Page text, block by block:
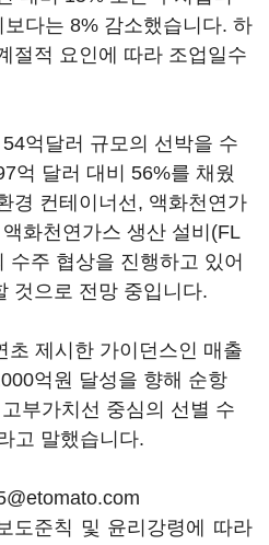
다는 8% 감소했습니다. 하
절적 요인에 따라 조업일수
억달러 규모의 선박을 수
억 달러 대비 56%를 채웠
경 컨테이너선, 액화천연가
화천연가스 생산 설비(FL
수주 협상을 진행하고 있어
것으로 전망 중입니다.
초 제시한 가이던스인 매출
억원 달성을 향해 순항
부가치선 중심의 선별 수
고 말했습니다.
도준칙 및 윤리강령에 따라